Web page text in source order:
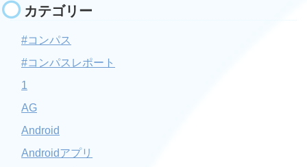
カテゴリー
#コンパス
#コンパスレポート
1
AG
Android
Androidアプリ